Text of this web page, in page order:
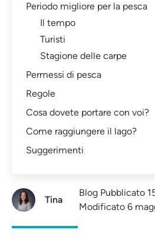
Periodo migliore per la pesca
Il tempo
Turisti
Stagione delle carpe
Permessi di pesca
Regole
Cosa dovete portare con voi?
Come raggiungere il lago?
Suggerimenti
Tina
Blog Pubblicato
Modificato 6